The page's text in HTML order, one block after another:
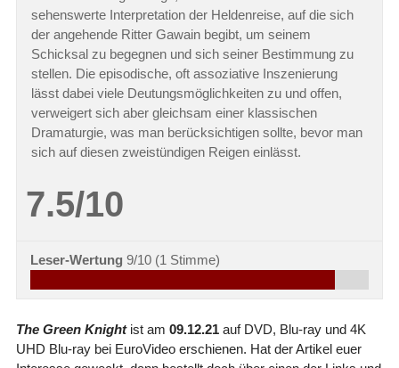
sehenswerte Interpretation der Heldenreise, auf die sich
der angehende Ritter Gawain begibt, um seinem
Schicksal zu begegnen und sich seiner Bestimmung zu
stellen. Die episodische, oft assoziative Inszenierung
lässt dabei viele Deutungsmöglichkeiten zu und offen,
verweigert sich aber gleichsam einer klassischen
Dramaturgie, was man berücksichtigen sollte, bevor man
sich auf diesen zweistündigen Reigen einlässt.
7.5/10
Leser-Wertung 9/10 (1 Stimme)
The Green Knightist am 09.12.21auf DVD, Blu-ray und 4K
UHD Blu-ray bei EuroVideo erschienen. Hat der Artikel euer